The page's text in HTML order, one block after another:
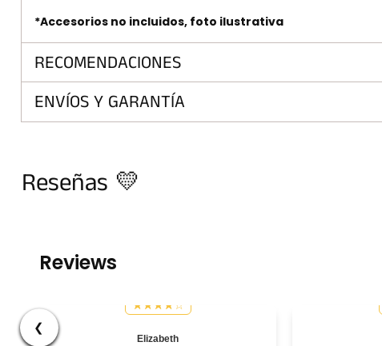
*Accesorios no incluidos, foto ilustrativa
RECOMENDACIONES
ENVÍOS Y GARANTÍA
Reseñas 💛
Reviews
❮
Elizabeth